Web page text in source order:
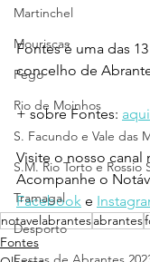
Martinchel
Mouriscas
Pego
Rio de Moinhos
S. Facundo e Vale das
S.M. Rio Torto e Rossio
Tramagal
Desporto
Fontes é uma das
concelho de
+ sobre Fontes: aqui
Visite o nosso canal
Acompanhe o
Facebook e
notavelabrantesabrantes
Fontes